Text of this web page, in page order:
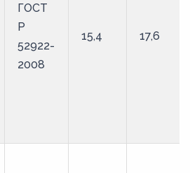
ГОСТ
Р
52922-
2008
15,4 17,6